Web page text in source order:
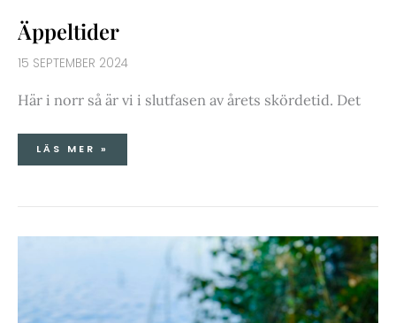
Äppeltider
15 SEPTEMBER 2024
Här i norr så är vi i slutfasen av årets skördetid. Det
LÄS MER »
TONFISKRÖRA